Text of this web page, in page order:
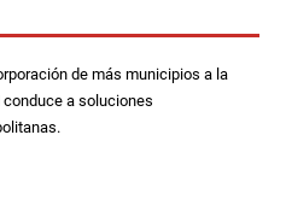
de más municipios a la
conduce a soluciones